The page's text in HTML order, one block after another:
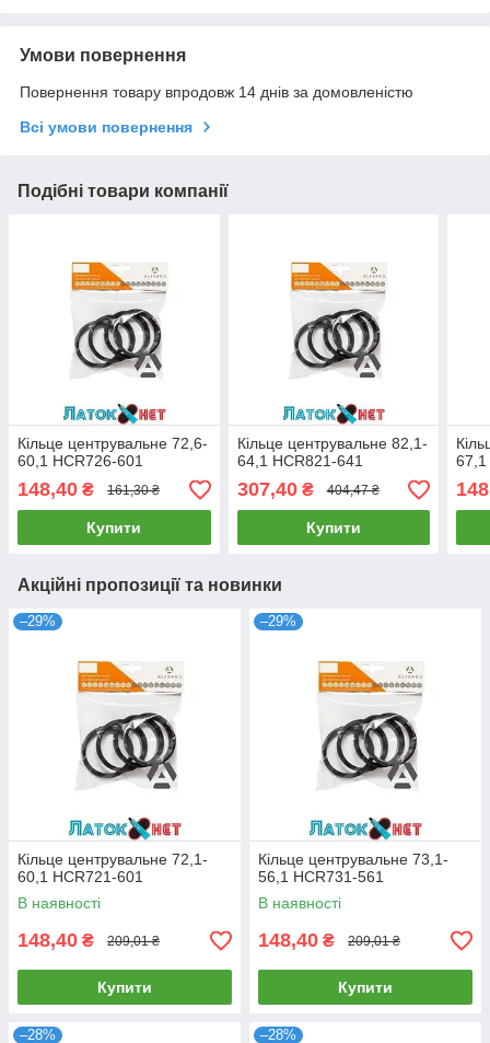
Умови повернення
Повернення товару впродовж 14 днів за домовленістю
Всі умови повернення
Подібні товари компанії
Кільце центрувальне 72,6-
60,1 HCR726-601
148,40 ₴ 161,30 ₴
Купити
Кільце центрувальне 82,1-
64,1 HCR821-641
307,40₴ 404,47 ₴
Купити
67,1
Акційні пропозиції та новинки
–29%
Кільце центрувальне 72,1-
60,1 HCR721-601
В наявності
148,40 ₴ 209,01 ₴
Купити
–29%
Кільце центрувальне 73,1-
56,1 HCR731-561
В наявності
148,40 ₴ 209,01 ₴
Купити
–28% –28%